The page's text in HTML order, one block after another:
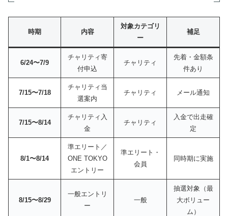
時期 内容
対象カテゴリ
ー
補足
6/24〜7/9
チャリティ寄
付申込
チャリティ
先着・金額条
件あり
7/15〜7/18
チャリティ当
選案内
チャリティ メール通知
7/15〜8/14
チャリティ入
金
チャリティ
入金で出走確
定
8/1〜8/14
準エリート／
ONE TOKYO
エントリー
準エリート・
会員
同時期に実施
8/15〜8/29
一般エントリ
ー
一般
抽選対象（最
大ボリュー
ム）